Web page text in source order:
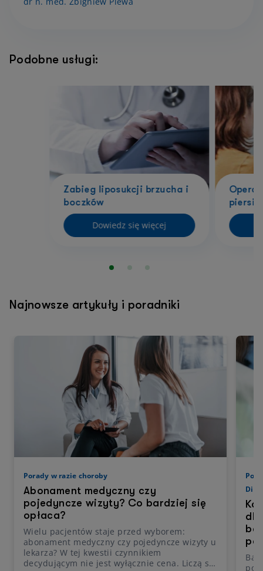
Podobne usługi:
Zabieg liposukcji brzucha i
boczków
Dowiedz się więcej
piersi
Najnowsze artykuły i poradniki
Porady w razie choroby
Abonament medyczny czy
pojedyncze wizyty? Co bardziej się
opłaca?
Wielu pacjentów staje przed wyborem:
abonament medyczny czy pojedyncze wizyty u
lekarza? W tej kwestii czynnikiem
decydującym nie jest wyłącznie cena. Liczą się